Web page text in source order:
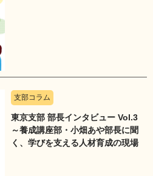
支部コラム
東京支部 部長インタビュー Vol.3
～養成講座部・小畑あや部長に聞
く、学びを支える人材育成の現場